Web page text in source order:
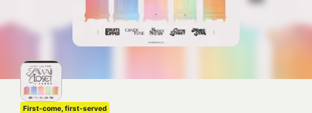
First-come, first-served